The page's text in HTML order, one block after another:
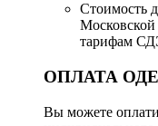
Стоимость
Московской
тарифам
ОПЛАТА
Вы можете